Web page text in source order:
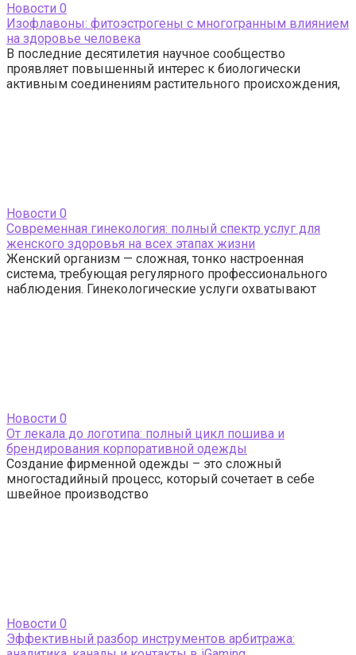
Новости 0
Изофлавоны: фитоэстрогены с многогранным влиянием
на здоровье человека
В последние десятилетия научное сообщество
проявляет повышенный интерес к биологически
активным соединениям растительного происхождения,
Новости 0
Современная гинекология: полный спектр услуг для
женского здоровья на всех этапах жизни
Женский организм — сложная, тонко настроенная
система, требующая регулярного профессионального
наблюдения. Гинекологические услуги охватывают
Новости 0
От лекала до логотипа: полный цикл пошива и
брендирования корпоративной одежды
Создание фирменной одежды – это сложный
многостадийный процесс, который сочетает в себе
швейное производство
Новости 0
Эффективный разбор инструментов арбитража: